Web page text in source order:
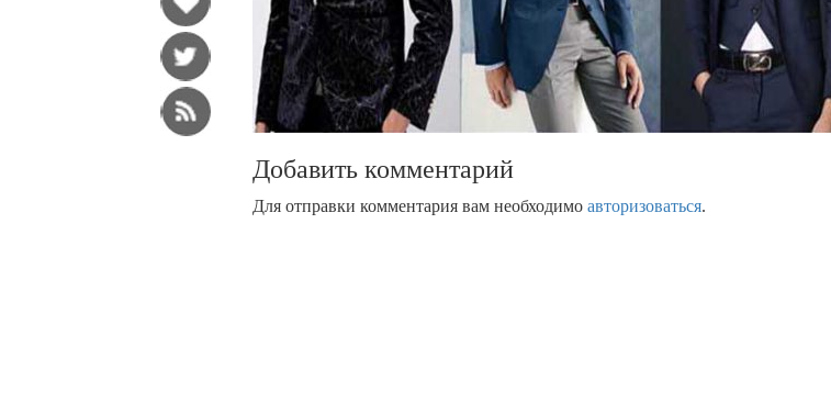
Добавить комментарий
Для отправки комментария вам необходимо авторизоваться.